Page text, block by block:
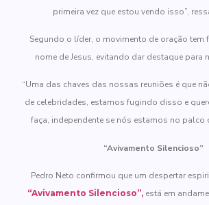
primeira vez que estou vendo isso”,
Segundo o líder, o movimento de oração tem
nome de Jesus, evitando dar destaque para
“Uma das chaves das nossas reuniões é que
de celebridades, estamos fugindo disso e
faça, independente se nós estamos no palco
“Avivamento Silencioso”
Pedro Neto confirmou que um despertar
“Avivamento Silencioso”, está em